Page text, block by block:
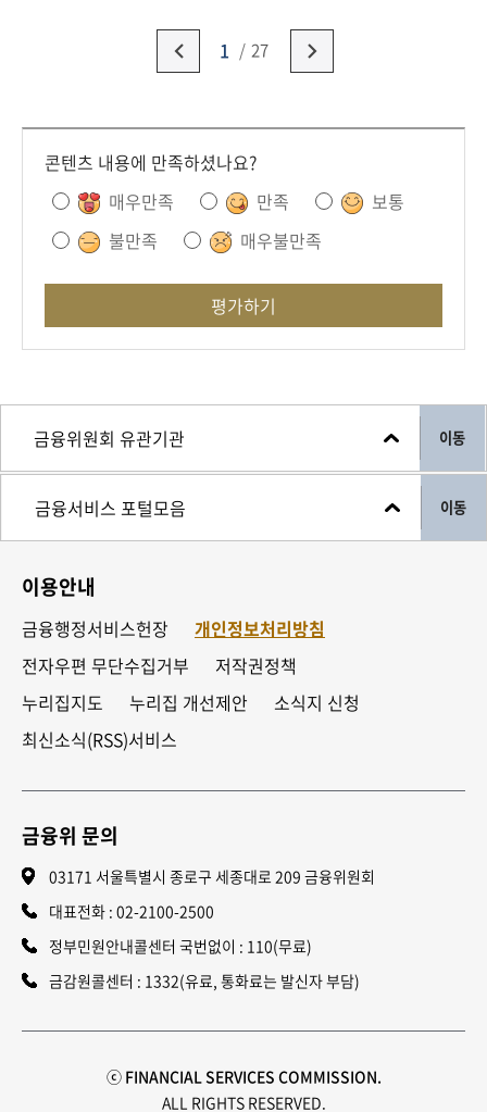
1 27
콘텐츠 내용에 만족하셨나요?
매우만족
만족
보통
불만족
매우불만족
평가하기
이동
이동
이용안내
금융행정서비스헌장
개인정보처리방침
전자우편 무단수집거부
저작권정책
누리집지도
누리집 개선제안
소식지 신청
최신소식(RSS)서비스
금융위 문의
03171 서울특별시 종로구 세종대로 209 금융위원회
대표전화 : 02-2100-2500
정부민원안내콜센터 국번없이 : 110(무료)
금감원콜센터 : 1332(유료, 통화료는 발신자 부담)
ⓒ FINANCIAL SERVICES COMMISSION.
ALL RIGHTS RESERVED.